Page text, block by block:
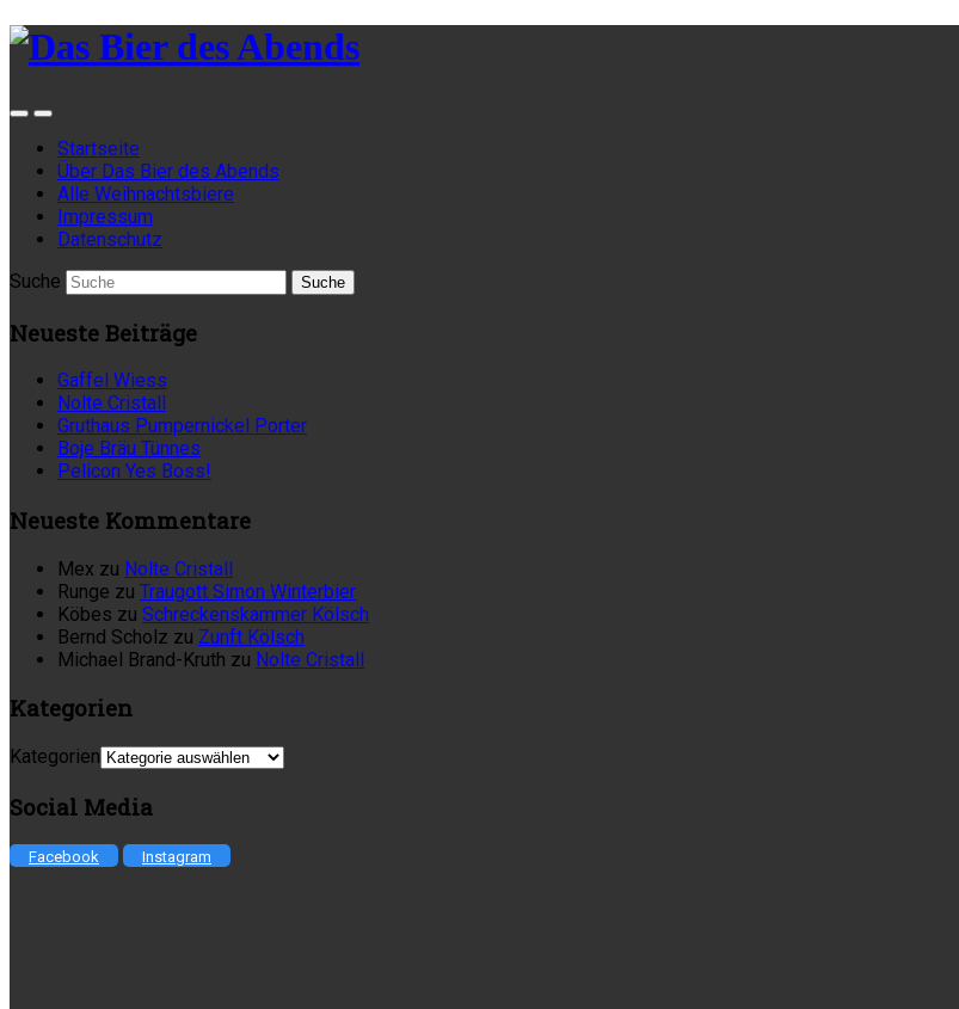
Startseite
Über Das Bier des Abends
Alle Weihnachtsbiere
Impressum
Datenschutz
Suche
Neueste Beiträge
Gaffel Wiess
Nolte Cristall
Gruthaus Pumpernickel Porter
Boje Bräu Tünnes
Pelicon Yes Boss!
Neueste Kommentare
Mex zu Nolte Cristall
Runge zu Traugott Simon Winterbier
Köbes zu Schreckenskammer Kölsch
Bernd Scholz zu Zunft Kölsch
Michael Brand-Kruth zu Nolte Cristall
Kategorien
Kategorien
Social Media
Facebook Instagram